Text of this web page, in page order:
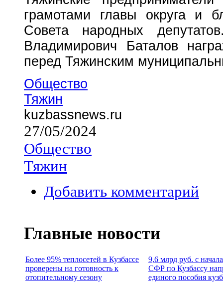
грамотами главы округа и
Совета народных
Владимирович Баталов
перед Тяжинским
Общество
Тяжин
kuzbassnews.ru
27/05/2024
Общество
Тяжин
Добавить комментарий
Главные новости
Более 95% теплосетей в Кузбассе
проверены на готовность к
отопительному сезону
9,6 млрд руб. с
СФР по Кузбассу
единого пособия